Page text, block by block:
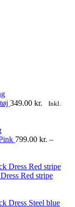
349.00 kr.
Inkl.
799.00 kr. –
Red stripe